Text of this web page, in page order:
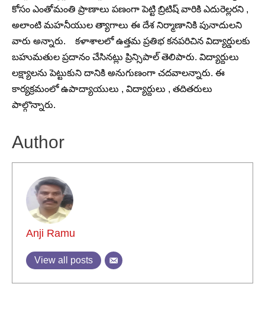
కోసం ఎంతోమంతి ప్రాణాలు పణంగా పెట్టి బ్రిటిష్ వారికి ఎదురెల్లరని ,
అలాంటి మహనీయుల త్యాగాలు ఈ దేశ నిర్మాణానికి పునాదులని
వారు అన్నారు. కళాశాలలో ఉత్తమ ప్రతిభ కనపరిచిన విద్యార్డులకు
బహుమతుల ప్రదానం చేసినట్లు ప్రిన్సిపాల్ తెలిపారు. విద్యార్దులు
లక్ష్యాలను పెట్టుకుని దానికి అనుగుణంగా చదవాలన్నారు. ఈ
కార్యక్రమంలో ఉపాద్యాయులు , విద్యార్దులు , తదితరులు
పాల్గొన్నారు.
Author
Anji Ramu
View all posts